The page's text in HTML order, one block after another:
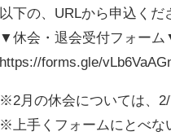
以下の、URLから申込くだ
▼休会・退会受付フォー
https://forms.gle/
※2月の休会については、2/
※上手くフォームにとべな